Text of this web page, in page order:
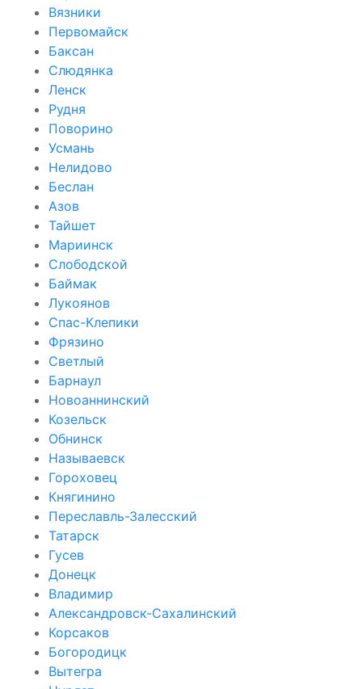
Вязники
Первомайск
Баксан
Слюдянка
Ленск
Рудня
Поворино
Усмань
Нелидово
Беслан
Азов
Тайшет
Мариинск
Слободской
Баймак
Лукоянов
Спас-Клепики
Фрязино
Светлый
Барнаул
Новоаннинский
Козельск
Обнинск
Называевск
Гороховец
Княгинино
Переславль-Залесский
Татарск
Гусев
Донецк
Владимир
Александровск-Сахалинский
Корсаков
Богородицк
Вытегра